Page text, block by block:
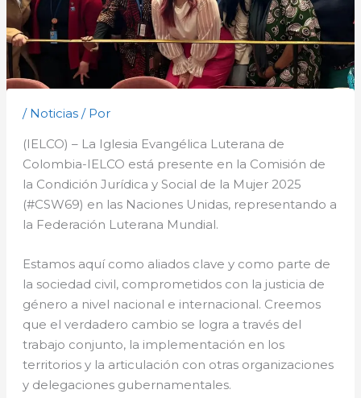
/ Noticias / Por
(IELCO) – La Iglesia Evangélica Luterana de
Colombia-IELCO está presente en la Comisión de
la Condición Jurídica y Social de la Mujer 2025
(#CSW69) en las Naciones Unidas, representando a
la Federación Luterana Mundial.
Estamos aquí como aliados clave y como parte de
la sociedad civil, comprometidos con la justicia de
género a nivel nacional e internacional. Creemos
que el verdadero cambio se logra a través del
trabajo conjunto, la implementación en los
territorios y la articulación con otras organizaciones
y delegaciones gubernamentales.